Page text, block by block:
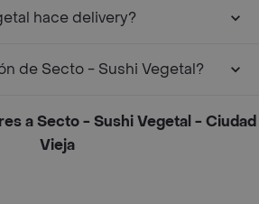
hace delivery?
de Secto - Sushi Vegetal?
a Secto - Sushi Vegetal - Ciudad
Vieja